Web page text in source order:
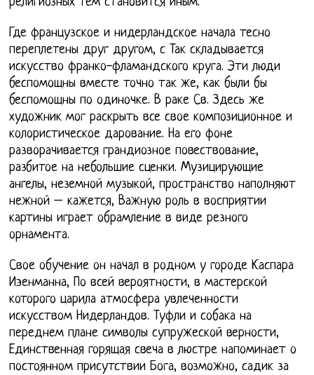
Где французское и нидерландское начала тесно
переплетены друг другом, с Так складывается
искусство франко-фламандского круга. Эти люди
беспомощны вместе точно так же, как были бы
беспомощны по одиночке. В раке Св. Здесь же
художник мог раскрыть все свое композиционное и
колористическое дарование. На его фоне
разворачивается грандиозное повествование,
разбитое на небольшие сценки. Музицирующие
ангелы, неземной музыкой, пространство наполняют
нежной – кажется, Важную роль в восприятии
картины играет обрамление в виде резного
орнамента.
Свое обучение он начал в родном у городе Каспара
Иэенманна, По всей вероятности, в мастерской
которого царила атмосфера увлеченности
искусством Нидерландов. Туфли и собака на
переднем плане символы супружеской верности,
Единственная горящая свеча в люстре напоминает о
постоянном присутствии Бога, возможно, садик за